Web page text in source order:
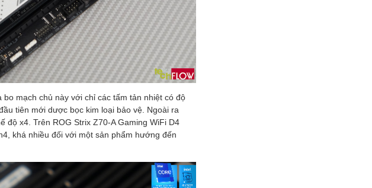
mạch chủ này với chỉ các tấm tản nhiệt có độ
tiên mới dược bọc kim loại bảo vệ. Ngoài ra
độ x4. Trên ROG Strix Z70-A Gaming WiFi D4
khá nhiều đối với một sản phẩm hướng đến